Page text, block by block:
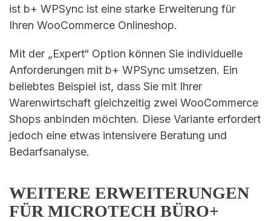
ist b+ WPSync ist eine starke Erweiterung für
Ihren WooCommerce Onlineshop.
Mit der „Expert“ Option können Sie individuelle
Anforderungen mit b+ WPSync umsetzen. Ein
beliebtes Beispiel ist, dass Sie mit Ihrer
Warenwirtschaft gleichzeitig zwei WooCommerce
Shops anbinden möchten. Diese Variante erfordert
jedoch eine etwas intensivere Beratung und
Bedarfsanalyse.
WEITERE ERWEITERUNGEN
FÜR MICROTECH BÜRO+